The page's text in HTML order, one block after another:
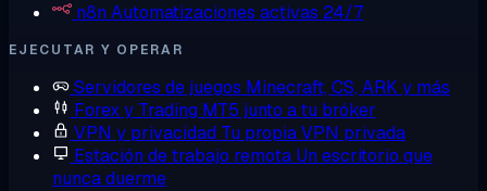
n8n Automatizaciones activas 24/7
EJECUTAR Y OPERAR
Servidores de juegos Minecraft, CS, ARK y más
Forex y Trading MT5 junto a tu bróker
VPN y privacidad Tu propia VPN privada
Estación de trabajo remota Un escritorio que
nunca duerme